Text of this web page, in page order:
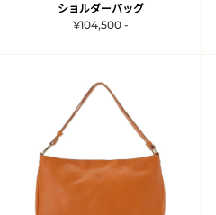
ショルダーバッグ
¥104,500 -